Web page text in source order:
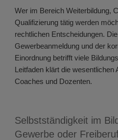
Wer im Bereich Weiterbildung,
Qualifizierung tätig werden
rechtlichen Entscheidungen.
Gewerbeanmeldung und der
Einordnung betrifft viele
Leitfaden klärt die wesentlichen
Coaches und Dozenten.
Selbstständigkeit im
Gewerbe oder